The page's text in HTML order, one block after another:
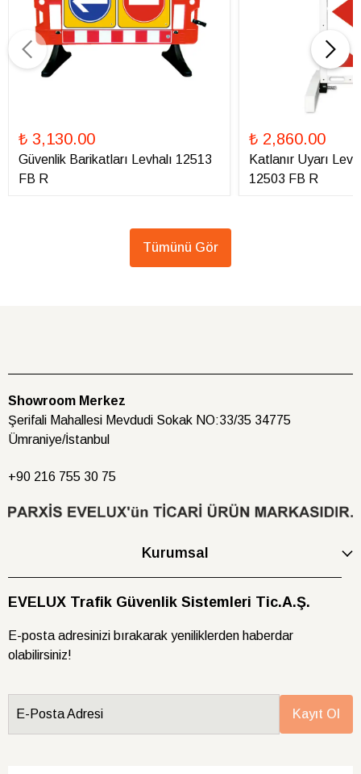
₺ 3,130.00
Güvenlik Barikatları Levhalı 12513
FB R
₺ 2,860.00
Katlanır Uyarı
12503 FB R
Tümünü Gör
Showroom Merkez
Şerifali Mahallesi Mevdudi Sokak NO:33/35 34775
Ümraniye/İstanbul
+90 216 755 30 75
Kurumsal
EVELUX Trafik Güvenlik Sistemleri Tic.A.Ş.
E-posta adresinizi bırakarak yeniliklerden haberdar
olabilirsiniz!
E-Posta Adresi Kayıt Ol